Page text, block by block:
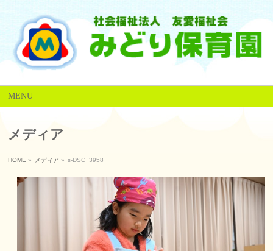
MENU
メディア
HOME » メディア » s-DSC_3958